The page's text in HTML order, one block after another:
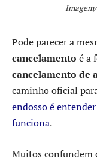
Pode parecer a
cancelamento é a
cancelamento de
caminho oficial
endosso é
funciona.
Muitos confundem